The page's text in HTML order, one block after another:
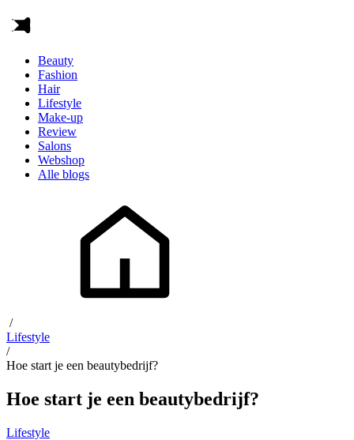
Beauty
Fashion
Hair
Lifestyle
Make-up
Review
Salons
Webshop
Alle blogs
/
Lifestyle
/
Hoe start je een beautybedrijf?
Hoe start je een beautybedrijf?
Lifestyle